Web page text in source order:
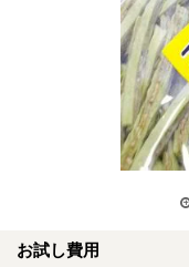
お試し費用